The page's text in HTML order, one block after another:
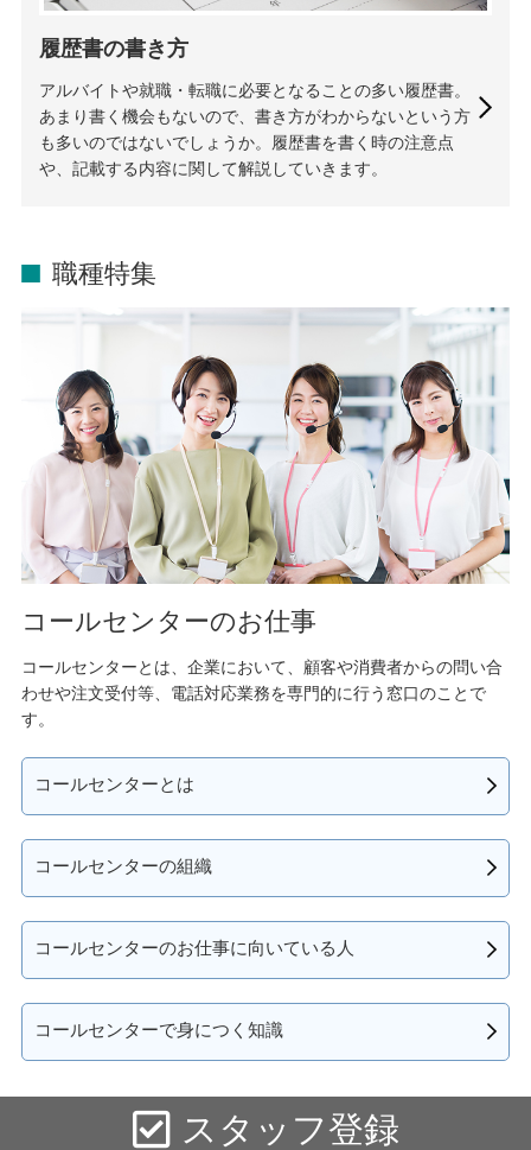
履歴書の書き方
アルバイトや就職・転職に必要となることの多い履歴書。
あまり書く機会もないので、書き方がわからないという方
も多いのではないでしょうか。履歴書を書く時の注意点
や、記載する内容に関して解説していきます。
職種特集
コールセンターのお仕事
コールセンターとは、企業において、顧客や消費者からの問い合
わせや注文受付等、電話対応業務を専門的に行う窓口のことで
す。
コールセンターとは
コールセンターの組織
コールセンターのお仕事に向いている人
コールセンターで身につく知識
スタッフ登録